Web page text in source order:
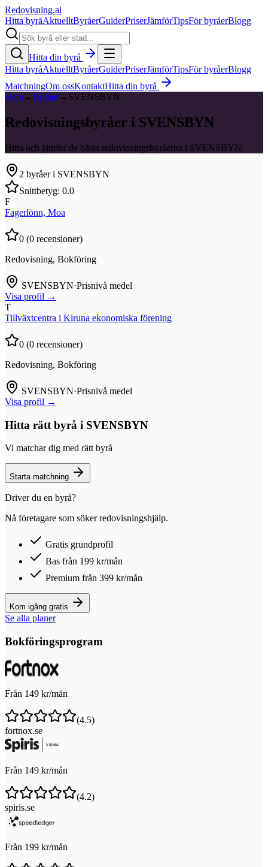
Redovisning.ai
Hitta byråAktuelltByråerGuiderPriserJämförTipsFör byråerBlogg
Hitta din byrå
Hitta byråAktuelltByråerGuiderPriserJämförTipsFör byråerBlogg
MatchningOm ossKontaktHitta din byrå
Hem→Byråer→ SVENSBYN
Redovisningsbyråer i SVENSBYN
Hitta och jämför de bästa redovisningsbyråerna i SVENSBYN.
2 byråer i SVENSBYN
Snittbetyg: 0.0
F
Fagerlönn, Moa
0 (0 recensioner)
Redovisning, Bokföring
SVENSBYN·Prisnivå medel
Visa profil →
T
Tillväxtcentra i Kiruna ekonomiska förening
0 (0 recensioner)
Redovisning, Bokföring
SVENSBYN·Prisnivå medel
Visa profil →
Hitta rätt byrå i SVENSBYN
Vi matchar dig med rätt byrå
Starta matchning
Driver du en byrå?
Nå företagare som söker redovisningshjälp.
Gratis grundprofil
Bas från 199 kr/mån
Premium från 399 kr/mån
Kom igång gratis
Se alla planer
Bokföringsprogram
Från 149 kr/mån
(4.5)
fortnox.se
Från 149 kr/mån
(4.2)
spiris.se
Från 199 kr/mån